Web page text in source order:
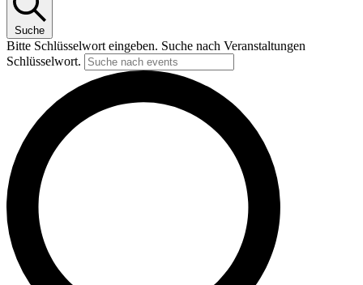
Suche
Bitte Schlüsselwort eingeben. Suche nach Veranstaltungen
Schlüsselwort.